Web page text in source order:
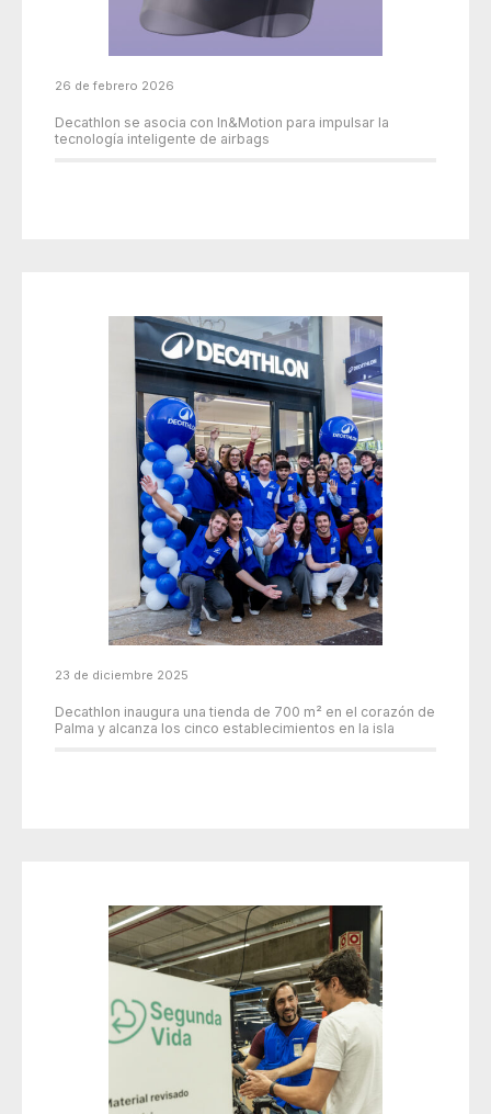
26 de febrero 2026
Decathlon se asocia con In&Motion para impulsar la
tecnología inteligente de airbags
23 de diciembre 2025
Decathlon inaugura una tienda de 700 m² en el corazón de
Palma y alcanza los cinco establecimientos en la isla